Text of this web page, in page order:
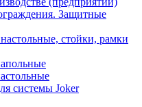
Защитные
стойки, рамки
системы Joker